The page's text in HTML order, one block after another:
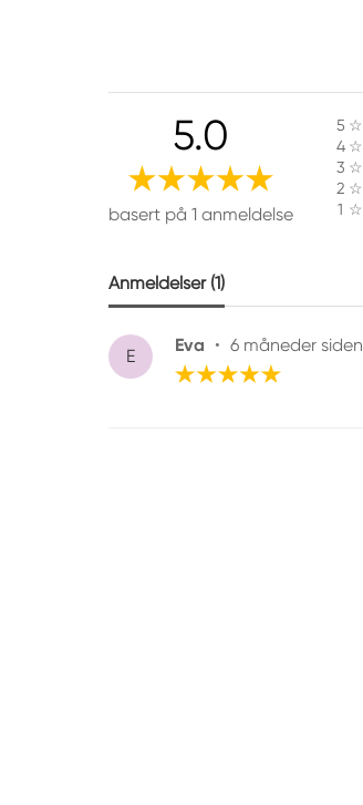
5.0
basert på 1 anmeldelse
5 ☆
4 ☆
3 ☆
2 ☆
1 ☆
Anmeldelser (1)
E
Eva • 6 måneder siden